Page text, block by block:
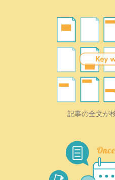
記事の全文が